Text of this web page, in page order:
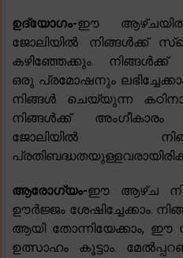
ഉദ്യോഗം-ഈ
ജോലിയിൽ നിങ്ങൾക്ക്
കഴിഞ്ഞേക്കും.
ഒരു പ്രമോഷനും
നിങ്ങൾ ചെയ്യുന്ന
നിങ്ങൾക്ക് അംഗീകാരം
ജോലിയിൽ
ആരോഗ്യം-ഈ ആഴ്ച
ഊർജ്ജം ശേഷിച്ചേക്കാം.
ആയി തോന്നിയേക്കാം, ഈ
ഉത്സാഹം കൂട്ടാം.